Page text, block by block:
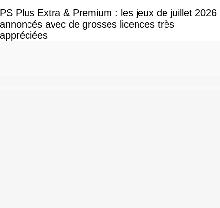
PS Plus Extra & Premium : les jeux de juillet 2026
annoncés avec de grosses licences très
appréciées